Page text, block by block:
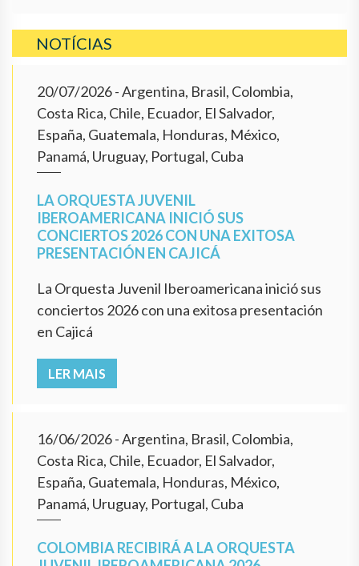
NOTÍCIAS
20/07/2026- Argentina, Brasil, Colombia,
Costa Rica, Chile, Ecuador, El Salvador,
España, Guatemala, Honduras, México,
Panamá, Uruguay, Portugal, Cuba
LA ORQUESTA JUVENIL
IBEROAMERICANA INICIÓ SUS
CONCIERTOS 2026 CON UNA EXITOSA
PRESENTACIÓN EN CAJICÁ
La Orquesta Juvenil Iberoamericana inició sus
conciertos 2026 con una exitosa presentación
en Cajicá
LER MAIS
16/06/2026- Argentina, Brasil, Colombia,
Costa Rica, Chile, Ecuador, El Salvador,
España, Guatemala, Honduras, México,
Panamá, Uruguay, Portugal, Cuba
COLOMBIA RECIBIRÁ A LA ORQUESTA